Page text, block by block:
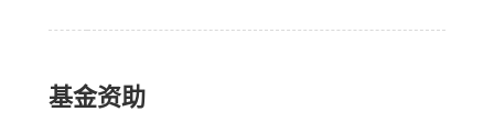
基金资助